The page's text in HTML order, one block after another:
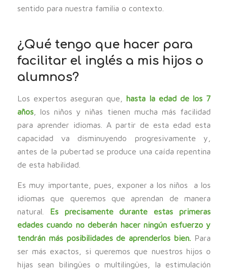
sentido para nuestra familia o contexto.
¿Qué tengo que hacer para
facilitar el inglés a mis hijos o
alumnos?
Los expertos aseguran que, hasta la edad de los 7
años, los niños y niñas tienen mucha más facilidad
para aprender idiomas. A partir de esta edad esta
capacidad va disminuyendo progresivamente y,
antes de la pubertad se produce una caída repentina
de esta habilidad.
Es muy importante, pues, exponer a los niños a los
idiomas que queremos que aprendan de manera
natural. Es precisamente durante estas primeras
edades cuando no deberán hacer ningún esfuerzo y
tendrán más posibilidades de aprenderlos bien. Para
ser más exactos, si queremos que nuestros hijos o
hijas sean bilingües o multilingües, la estimulación